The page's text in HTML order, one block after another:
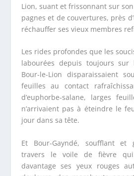
Lion, suant et frissonnant sur
pagnes et de couvertures, près
réchauffer ses vieux membres
Les rides profondes que les
labourées depuis toujours sur
Bour-le-Lion disparaissaient
feuilles au contact
d’euphorbe-salane, larges
n’arrivaient pas à éteindre le
jour dans sa tête.
Et Bour-Gayndé, soufflant et
travers le voile de fièvre qui
davantage ses yeux rouges